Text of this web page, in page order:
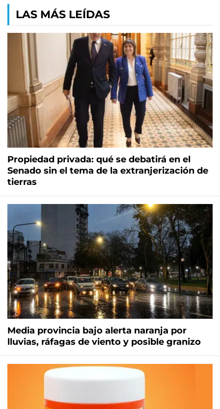
LAS MÁS LEÍDAS
Propiedad privada: qué se debatirá en el
Senado sin el tema de la extranjerización de
tierras
Media provincia bajo alerta naranja por
lluvias, ráfagas de viento y posible granizo